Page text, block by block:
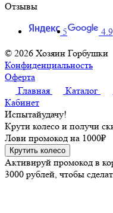
Отзывы
5
4.9
© 2026 Хозяин Горбушки
Конфиденциальность
Оферта
Главная
Каталог
Кабинет
Испытайудачу!
Крути колесо и получи
Лови промокод на 1000₽
Крутить колесо
Активируй промокод в
3000 рублей, чтобы